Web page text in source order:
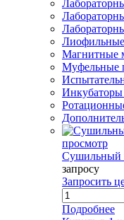
Магнитные
Муфельные
Инкубаторы
просмотр
Сушильный
запросу
Запросить
Подробнее